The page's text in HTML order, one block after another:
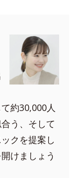
約30,000人
う、そして
クを提案し
けましょう